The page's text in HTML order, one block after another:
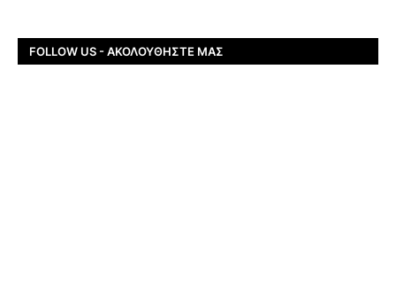
FOLLOW US - ΑΚΟΛΟΥΘΉΣΤΕ ΜΑΣ